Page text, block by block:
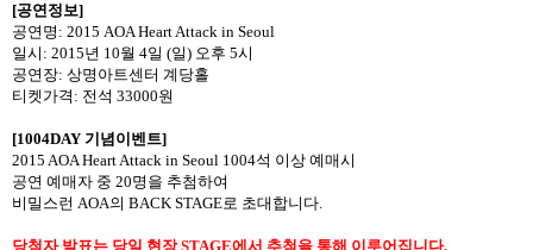
[공연정보]
공연명 : 2015 AOA Heart Attack in Seoul
일시 : 2015년 10월 4일 (일) 오후 5시
공연장: 상명아트센터 계당홀
티켓가격 : 전석 33000원
[1004DAY 기념이벤트]
2015 AOA Heart Attack in Seoul 1004석 이상 예매시
공연 예매자 중 20명을 추첨하여
비밀스런 AOA의 BACK STAGE로 초대합니다.
당첨자 발표는 당일 현장STAGE에서 추첨을 통해 이루어집니다.